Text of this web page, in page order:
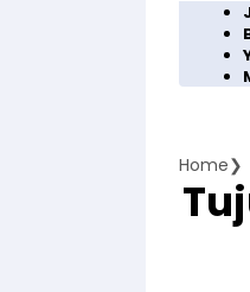
Home